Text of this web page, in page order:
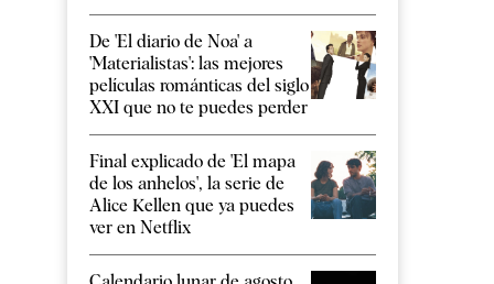
De 'El diario de Noa' a
'Materialistas': las mejores
películas románticas del siglo
XXI que no te puedes perder
Final explicado de 'El mapa
de los anhelos', la serie de
Alice Kellen que ya puedes
ver en Netflix